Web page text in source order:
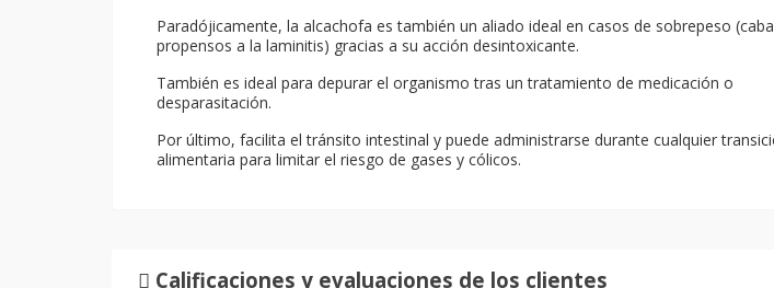
Paradójicamente, la alcachofa es también un aliado ideal en casos de sobrepeso
propensos a la laminitis) gracias a su acción desintoxicante.
También es ideal para depurar el organismo tras un tratamiento de medicación o
desparasitación.
Por último, facilita el tránsito intestinal y puede administrarse durante cualquier
alimentaria para limitar el riesgo de gases y cólicos.
Calificaciones y evaluaciones de los clientes